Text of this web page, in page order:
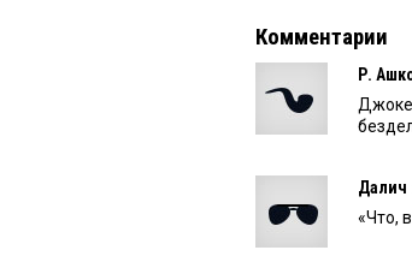
Комментарии
Р.
Далич
«Что,